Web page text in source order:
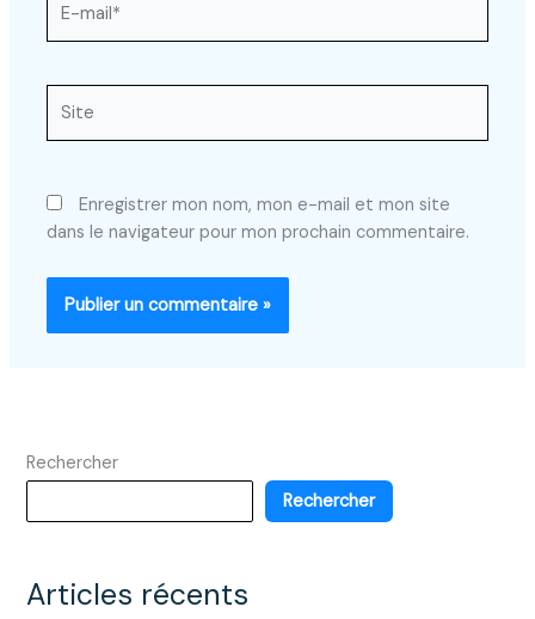
mail*
Enregistrer mon nom, mon e-mail et mon site
dans le navigateur pour mon prochain commentaire.
Rechercher
Rechercher
Articles récents